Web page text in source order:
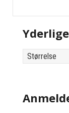
Størrelse